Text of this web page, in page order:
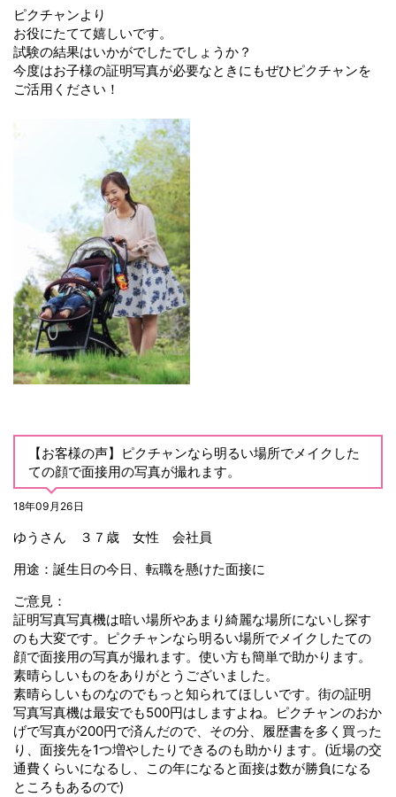
ピクチャンより
お役にたてて嬉しいです。
試験の結果はいかがでしたでしょうか？
今度はお子様の証明写真が必要なときにもぜひピクチャンを
ご活用ください！
【お客様の声】ピクチャンなら明るい場所でメイクした
ての顔で面接用の写真が撮れます。
18年09月26日
ゆうさん ３７歳 女性 会社員
用途：誕生日の今日、転職を懸けた面接に
ご意見：
証明写真写真機は暗い場所やあまり綺麗な場所にないし探す
のも大変です。ピクチャンなら明るい場所でメイクしたての
顔で面接用の写真が撮れます。使い方も簡単で助かります。
素晴らしいものをありがとうございました。
素晴らしいものなのでもっと知られてほしいです。街の証明
写真写真機は最安でも500円はしますよね。ピクチャンのおか
げで写真が200円で済んだので、その分、履歴書を多く買った
り、面接先を1つ増やしたりできるのも助かります。(近場の交
通費くらいになるし、この年になると面接は数が勝負になる
ところもあるので)